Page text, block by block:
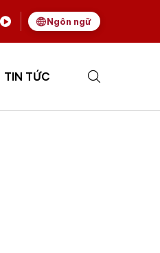
Ngôn ngữ
TIN TỨC